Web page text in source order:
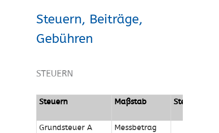
Steuern, Beiträge,
Gebühren
STEUERN
Steuern Maßstab Steuersatz
Grundsteuer A
Messbetrag